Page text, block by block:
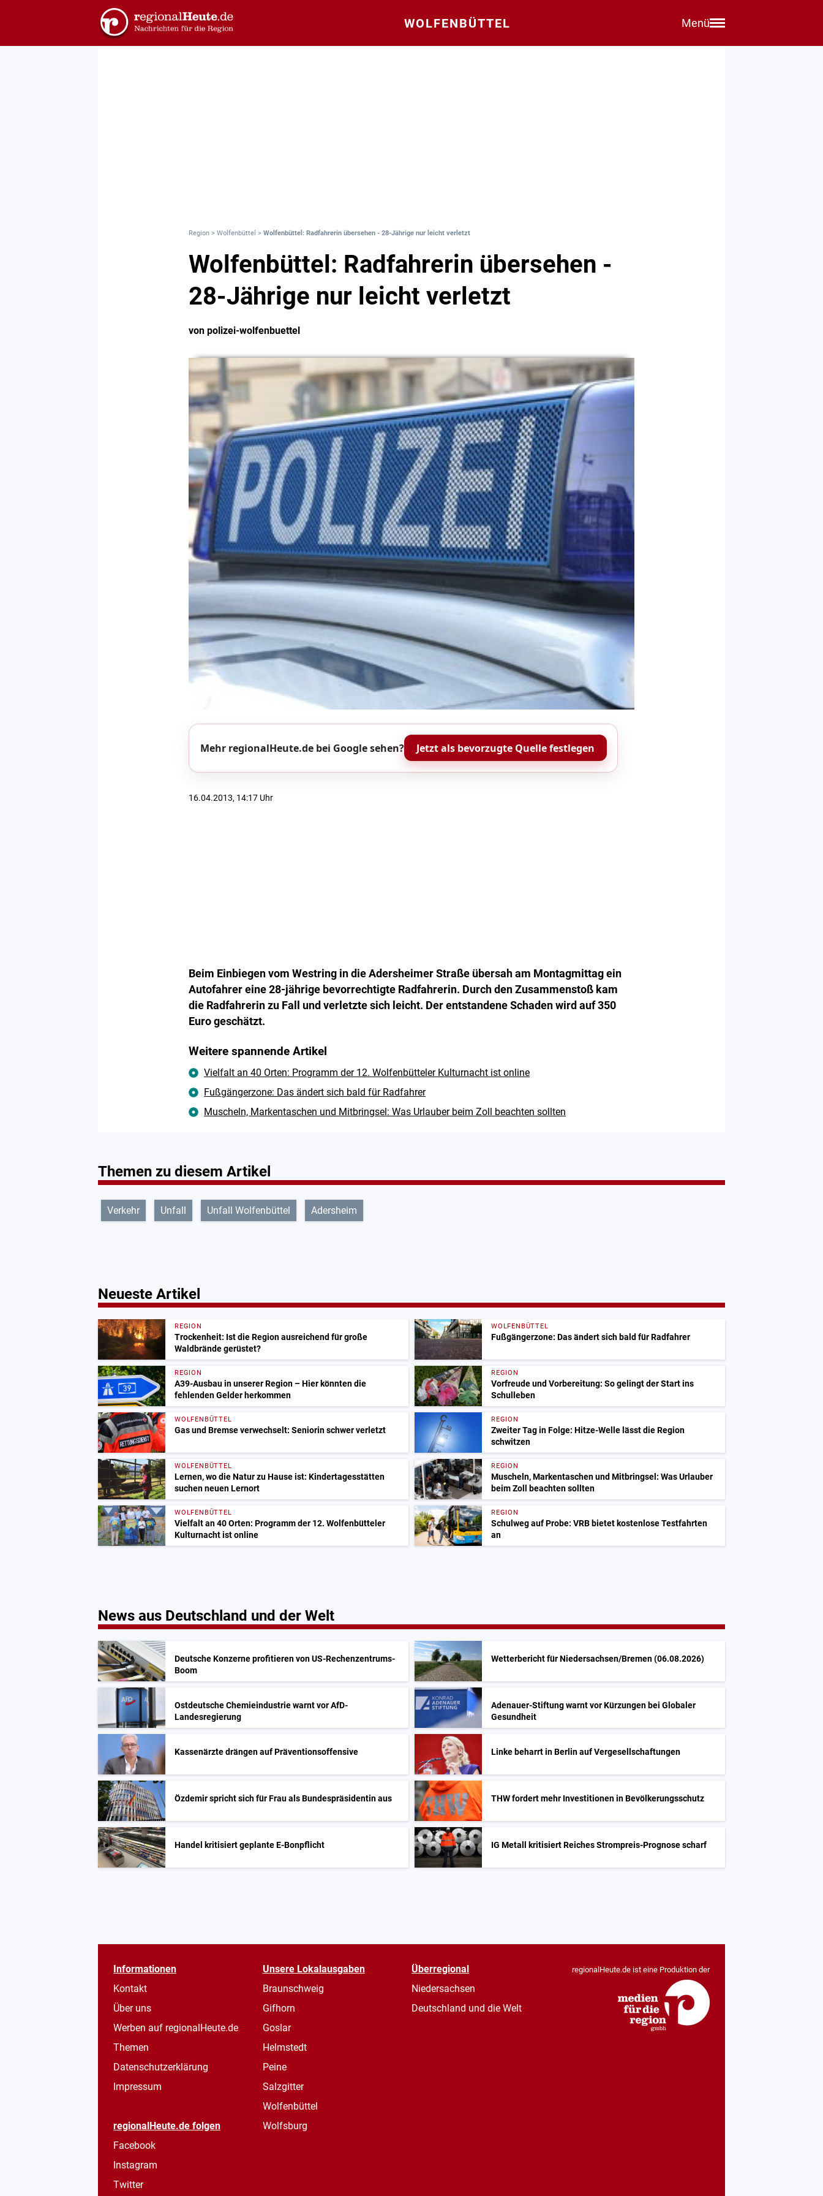
WOLFENBÜTTEL Menü
Region > Wolfenbüttel > Wolfenbüttel: Radfahrerin übersehen - 28-Jährige nur leicht verletzt
Wolfenbüttel: Radfahrerin übersehen -
28-Jährige nur leicht verletzt
von polizei-wolfenbuettel
Mehr regionalHeute.de bei Google sehen? Jetzt als bevorzugte Quelle festlegen
16.04.2013, 14:17 Uhr
Beim Einbiegen vom Westring in die Adersheimer Straße übersah am Montagmittag ein
Autofahrer eine 28-jährige bevorrechtigte Radfahrerin. Durch den Zusammenstoß kam
die Radfahrerin zu Fall und verletzte sich leicht. Der entstandene Schaden wird auf 350
Euro geschätzt.
Weitere spannende Artikel
Vielfalt an 40 Orten: Programm der 12. Wolfenbütteler Kulturnacht ist online
Fußgängerzone: Das ändert sich bald für Radfahrer
Muscheln, Markentaschen und Mitbringsel: Was Urlauber beim Zoll beachten sollten
Themen zu diesem Artikel
Verkehr Unfall Unfall Wolfenbüttel Adersheim
Neueste Artikel
REGION
Trockenheit: Ist die Region ausreichend für große
Waldbrände gerüstet?
WOLFENBÜTTEL
Fußgängerzone: Das ändert sich bald für Radfahrer
REGION
A39-Ausbau in unserer Region – Hier könnten die
fehlenden Gelder herkommen
REGION
Vorfreude und Vorbereitung: So gelingt der Start ins
Schulleben
WOLFENBÜTTEL
Gas und Bremse verwechselt: Seniorin schwer verletzt
REGION
Zweiter Tag in Folge: Hitze-Welle lässt die Region
schwitzen
WOLFENBÜTTEL
Lernen, wo die Natur zu Hause ist: Kindertagesstätten
suchen neuen Lernort
REGION
Muscheln, Markentaschen und Mitbringsel: Was Urlauber
beim Zoll beachten sollten
WOLFENBÜTTEL
Vielfalt an 40 Orten: Programm der 12. Wolfenbütteler
Kulturnacht ist online
REGION
Schulweg auf Probe: VRB bietet kostenlose Testfahrten
an
News aus Deutschland und der Welt
Deutsche Konzerne profitieren von US-Rechenzentrums-
Boom
Wetterbericht für Niedersachsen/Bremen (06.08.2026)
Ostdeutsche Chemieindustrie warnt vor AfD-
Landesregierung
Adenauer-Stiftung warnt vor Kürzungen bei Globaler
Gesundheit
Kassenärzte drängen auf Präventionsoffensive Linke beharrt in Berlin auf Vergesellschaftungen
Özdemir spricht sich für Frau als Bundespräsidentin aus THW fordert mehr Investitionen in Bevölkerungsschutz
Handel kritisiert geplante E-Bonpflicht IG Metall kritisiert Reiches Strompreis-Prognose scharf
Informationen
Kontakt
Über uns
Werben auf regionalHeute.de
Themen
Datenschutzerklärung
Impressum
regionalHeute.de folgen
Facebook
Instagram
Twitter
Unsere Lokalausgaben
Braunschweig
Gifhorn
Goslar
Helmstedt
Peine
Salzgitter
Wolfenbüttel
Wolfsburg
Überregional
Niedersachsen
Deutschland und die Welt
regionalHeute.de ist eine Produktion der